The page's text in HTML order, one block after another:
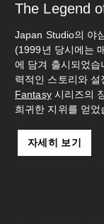
The Legend
Japan Studio의 야
(1999년 당시에는
에 담겨 출시되었습
력적인 스토리와
Fantasy시리즈의
희귀한 지위를 얻었
자세히 보기